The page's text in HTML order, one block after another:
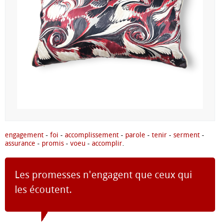
engagement - foi - accomplissement - parole - tenir - serment -
assurance - promis - voeu - accomplir.
Les promesses n'engagent que ceux qui
les écoutent.